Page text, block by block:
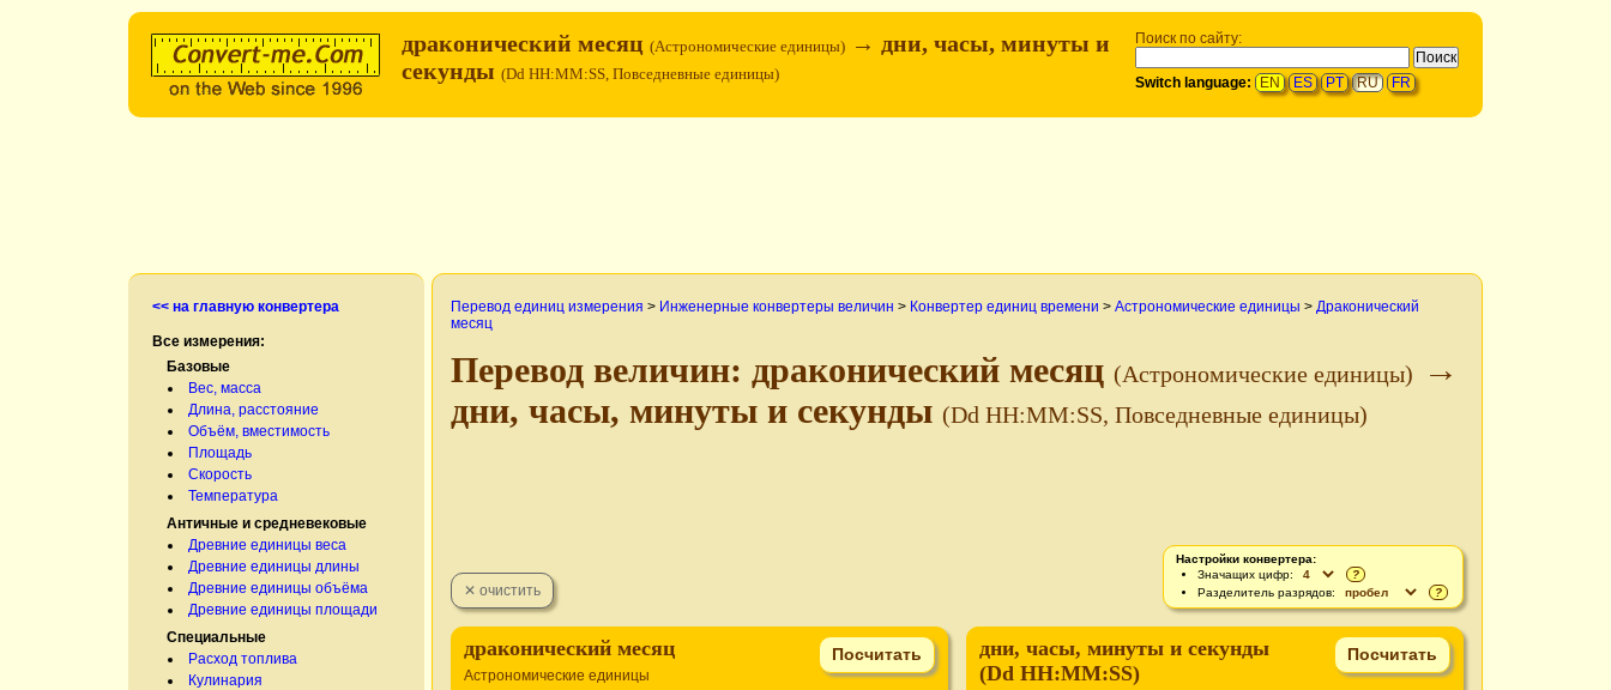
Поиск по сайту:
Switch language: EN ES PT RU FR
драконический месяц (Астрономические единицы) → дни, часы, минуты и
секунды (Dd HH:MM:SS, Повседневные единицы)
<< на главную конвертера
Все измерения:
Базовые
Вес, масса
Длина, расстояние
Объём, вместимость
Площадь
Скорость
Температура
Античные и средневековые
Древние единицы веса
Древние единицы длины
Древние единицы объёма
Древние единицы площади
Специальные
Расход топлива
Кулинария
Перевод единиц измерения > Инженерные конвертеры величин > Конвертер единиц времени > Астрономические единицы > Драконический
месяц
Перевод величин: драконический месяц (Астрономические единицы)
→
дни, часы, минуты и секунды (Dd HH:MM:SS, Повседневные единицы)
Настройки конвертера:
Значащих цифр:
?
Разделитель разрядов:
?
драконический месяц
Астрономические единицы
дни, часы, минуты и секунды
(Dd HH:MM:SS)